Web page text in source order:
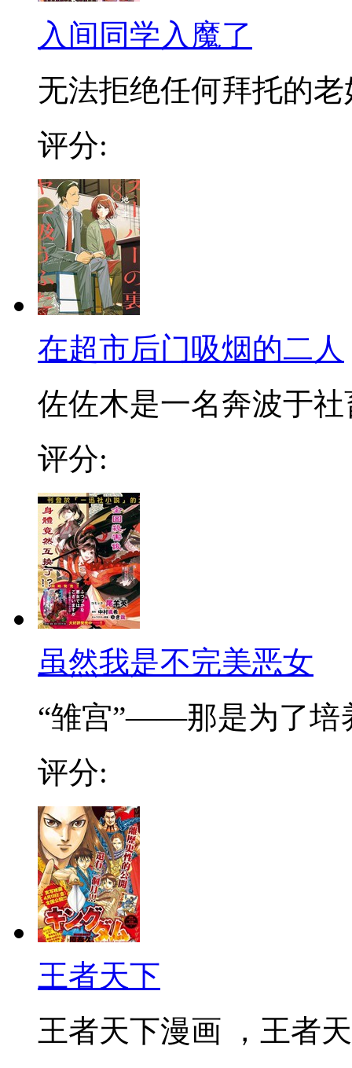
入间同学入魔了
无法拒绝任何拜托的老
评分:
在超市后门吸烟的二人
佐佐木是一名奔波于社
评分:
虽然我是不完美恶女
“雏宫”——那是为了培
评分:
王者天下
王者天下漫画 ，王者